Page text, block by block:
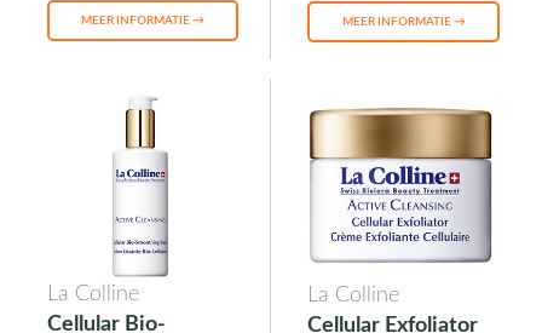
MEER INFORMATIE → MEER INFORMATIE →
La Colline
Cellular Bio-
La Colline
Cellular Exfoliator